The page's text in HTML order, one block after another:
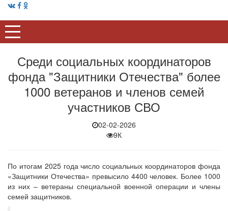
Среди социальных координаторов
фонда "Защитники Отечества" более
1000 ветеранов и членов семей
участников СВО
02-02-2026
9К
По итогам 2025 года число социальных координаторов фонда
«Защитники Отечества» превысило 4400 человек. Более 1000
из них – ветераны специальной военной операции и члены
семей защитников.